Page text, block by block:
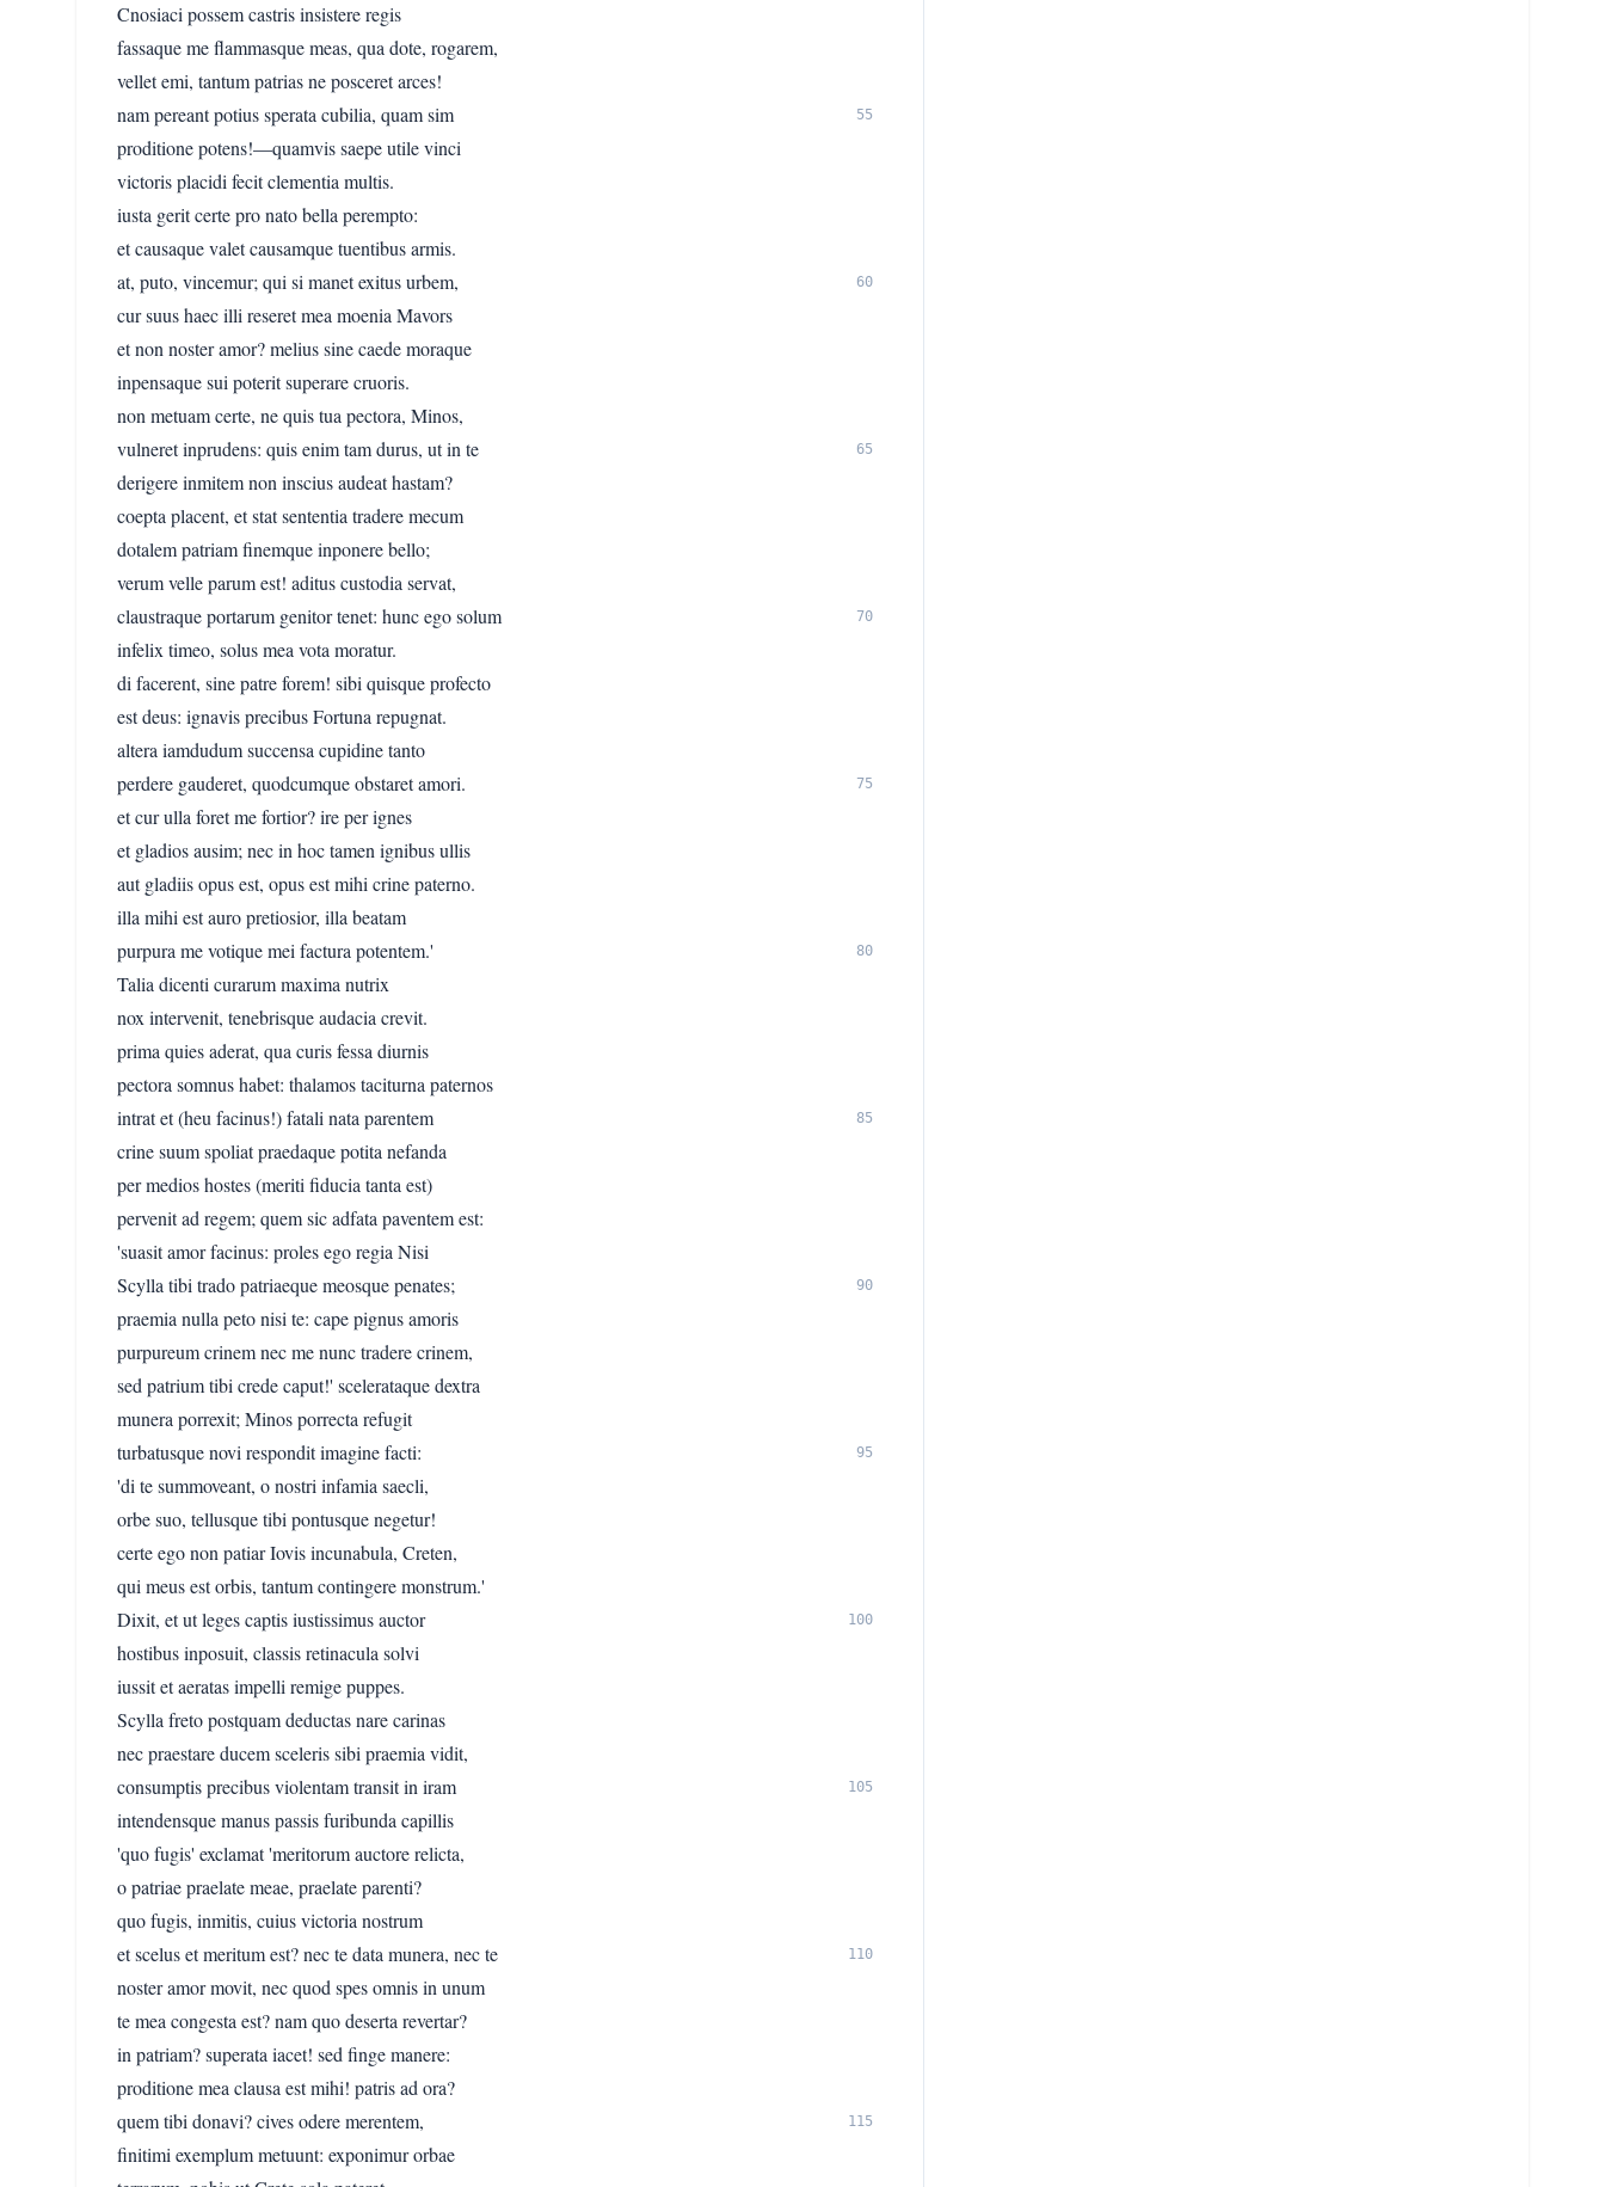
Cnosiaci possem castris insistere regis
fassaque me flammasque meas, qua dote, rogarem,
vellet emi, tantum patrias ne posceret arces!
nam pereant potius sperata cubilia, quam sim
55
proditione potens!—quamvis saepe utile vinci
victoris placidi fecit clementia multis.
iusta gerit certe pro nato bella perempto:
et causaque valet causamque tuentibus armis.
at, puto, vincemur; qui si manet exitus urbem,
60
cur suus haec illi reseret mea moenia Mavors
et non noster amor? melius sine caede moraque
inpensaque sui poterit superare cruoris.
non metuam certe, ne quis tua pectora, Minos,
vulneret inprudens: quis enim tam durus, ut in te
65
derigere inmitem non inscius audeat hastam?
coepta placent, et stat sententia tradere mecum
dotalem patriam finemque inponere bello;
verum velle parum est! aditus custodia servat,
claustraque portarum genitor tenet: hunc ego solum
70
infelix timeo, solus mea vota moratur.
di facerent, sine patre forem! sibi quisque profecto
est deus: ignavis precibus Fortuna repugnat.
altera iamdudum succensa cupidine tanto
perdere gauderet, quodcumque obstaret amori.
75
et cur ulla foret me fortior? ire per ignes
et gladios ausim; nec in hoc tamen ignibus ullis
aut gladiis opus est, opus est mihi crine paterno.
illa mihi est auro pretiosior, illa beatam
purpura me votique mei factura potentem.'
80
Talia dicenti curarum maxima nutrix
nox intervenit, tenebrisque audacia crevit.
prima quies aderat, qua curis fessa diurnis
pectora somnus habet: thalamos taciturna paternos
intrat et (heu facinus!) fatali nata parentem
85
crine suum spoliat praedaque potita nefanda
per medios hostes (meriti fiducia tanta est)
pervenit ad regem; quem sic adfata paventem est:
'suasit amor facinus: proles ego regia Nisi
Scylla tibi trado patriaeque meosque penates;
90
praemia nulla peto nisi te: cape pignus amoris
purpureum crinem nec me nunc tradere crinem,
sed patrium tibi crede caput!' scelerataque dextra
munera porrexit; Minos porrecta refugit
turbatusque novi respondit imagine facti:
95
'di te summoveant, o nostri infamia saecli,
orbe suo, tellusque tibi pontusque negetur!
certe ego non patiar Iovis incunabula, Creten,
qui meus est orbis, tantum contingere monstrum.'
Dixit, et ut leges captis iustissimus auctor
100
hostibus inposuit, classis retinacula solvi
iussit et aeratas impelli remige puppes.
Scylla freto postquam deductas nare carinas
nec praestare ducem sceleris sibi praemia vidit,
consumptis precibus violentam transit in iram
105
intendensque manus passis furibunda capillis
'quo fugis' exclamat 'meritorum auctore relicta,
o patriae praelate meae, praelate parenti?
quo fugis, inmitis, cuius victoria nostrum
et scelus et meritum est? nec te data munera, nec te
110
noster amor movit, nec quod spes omnis in unum
te mea congesta est? nam quo deserta revertar?
in patriam? superata iacet! sed finge manere:
proditione mea clausa est mihi! patris ad ora?
quem tibi donavi? cives odere merentem,
115
finitimi exemplum metuunt: exponimur orbae